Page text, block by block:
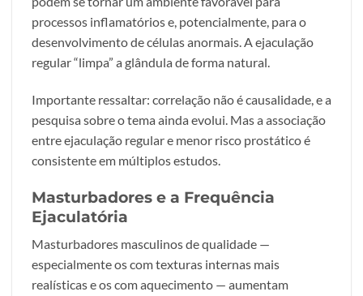
processos inflamatórios e, potencialmente, para o
desenvolvimento de células anormais. A ejaculação
regular “limpa” a glândula de forma natural.
Importante ressaltar: correlação não é causalidade, e a
pesquisa sobre o tema ainda evolui. Mas a associação
entre ejaculação regular e menor risco prostático é
consistente em múltiplos estudos.
Masturbadores e a Frequência
Ejaculatória
Masturbadores masculinos de qualidade —
especialmente os com texturas internas mais
realísticas e os com aquecimento — aumentam